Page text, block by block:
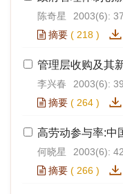
陈奇星
2003(6):
摘要 ( 218 )
管理层收购及其
李兴春
2003(6):
摘要 ( 264 )
高劳动参与率:中
何晓星
2003(6):
摘要 ( 266 )